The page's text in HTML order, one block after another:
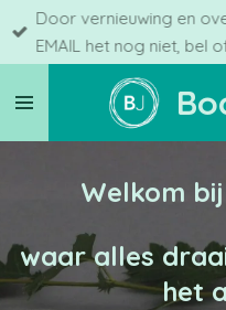
Ga
direct
de
Door vernieuwing en
EMAIL het nog niet, bel
Welkom
waar alles
het